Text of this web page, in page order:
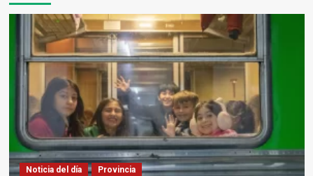
Noticia del día Provincia